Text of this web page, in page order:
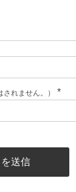
れません。） *